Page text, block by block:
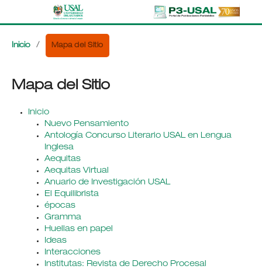
Inicio / Mapa del Sitio
Mapa del Sitio
Inicio
Nuevo Pensamiento
Antología Concurso Literario USAL en Lengua
Inglesa
Aequitas
Aequitas Virtual
Anuario de Investigación USAL
El Equilibrista
épocas
Gramma
Huellas en papel
Ideas
Interacciones
Institutas: Revista de Derecho Procesal